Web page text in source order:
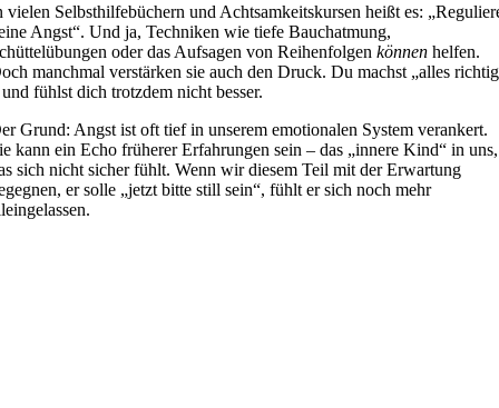
vielen Selbsthilfebüchern und Achtsamkeitskursen heißt es:
Angst“. Und ja, Techniken wie tiefe Bauchatmung,
oder das Aufsagen von Reihenfolgenkönnen helfen.
manchmal verstärken sie auch den Druck. Du machst „alles
fühlst dich trotzdem nicht besser.
Grund: Angst ist oft tief in unserem emotionalen System verankert.
kann ein Echo früherer Erfahrungen sein – das „innere Kind“ in uns,
sich nicht sicher fühlt. Wenn wir diesem Teil mit der Erwartung
er solle „jetzt bitte still sein“, fühlt er sich noch mehr